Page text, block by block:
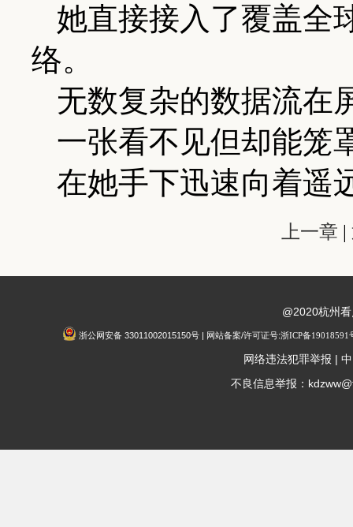
她直接接入了覆盖全
络。
无数复杂的数据流在
一张看不见但却能笼
在她手下迅速向着遥
上一章 |
@2020杭州
浙公网安备 33011002015150号 | 网站备案/许可证号:浙ICP备19018591
网络违法犯罪举报 |
不良信息举报：